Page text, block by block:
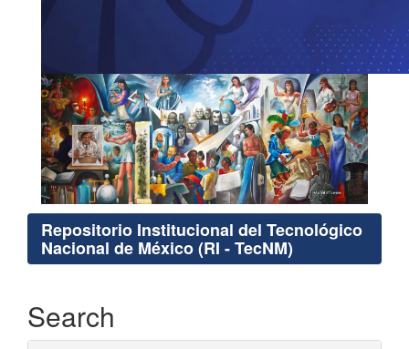
Repositorio Institucional del Tecnológico
Nacional de México (RI - TecNM)
Search